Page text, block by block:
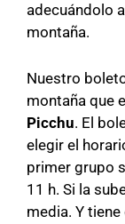
adecuándolo
montaña.
Nuestro
montaña que
Picchu. El
elegir el
primer grupo
11 h. Si la
media. Y